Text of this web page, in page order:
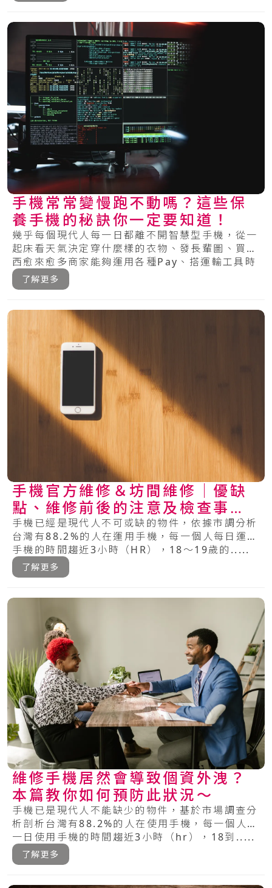
手機常常變慢跑不動嗎？這些保
養手機的秘訣你一定要知道！
幾乎每個現代人每一日都離不開智慧型手機，從一
起床看天氣決定穿什麼樣的衣物、發長輩圖、買東
西愈來愈多商家能夠運用各種Pay、搭運輸工具時
可.....
了解更多
手機官方維修＆坊間維修│優缺
點、維修前後的注意及檢查事項
總整理
手機已經是現代人不可或缺的物件，依據市調分析
台灣有88.2%的人在運用手機，每一個人每日運用
手機的時間趨近3小時（HR），18～19歲的.....
了解更多
維修手機居然會導致個資外洩？
本篇教你如何預防此狀況～
手機已是現代人不能缺少的物件，基於市場調查分
析剖析台灣有88.2%的人在使用手機，每一個人每
一日使用手機的時間趨近3小時（hr），18到.....
了解更多